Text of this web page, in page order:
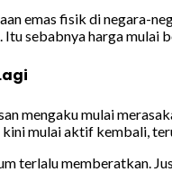
emas fisik di negara-
sebabnya harga mulai
mengaku mulai
mulai aktif kembali,
terlalu memberatkan.